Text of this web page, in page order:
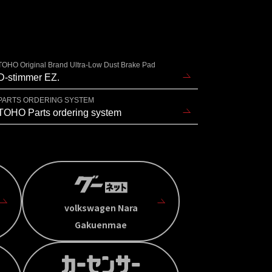
Original Brand Ultra-Low Dust Brake Pad
stimmer EZ.
ORDERING SYSTEM
Parts ordering system
volkswagen Nara
Gakuenmae